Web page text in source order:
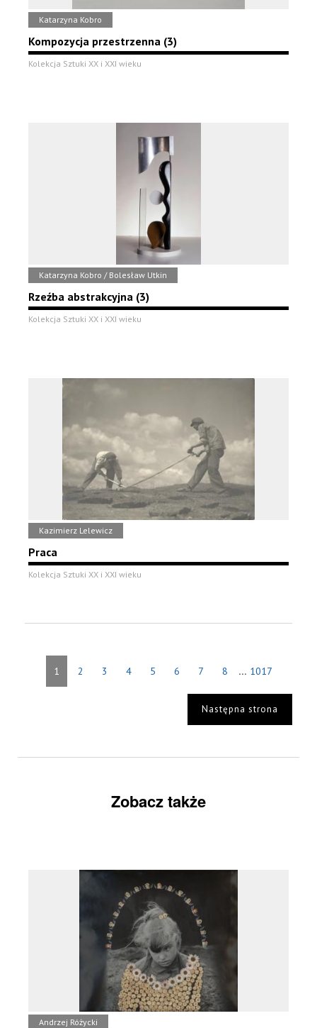
Katarzyna Kobro
Kompozycja przestrzenna (3)
Kolekcja Sztuki XX i XXI wieku
Katarzyna Kobro / Bolesław Utkin
Rzeźba abstrakcyjna (3)
Kolekcja Sztuki XX i XXI wieku
Kazimierz Lelewicz
Praca
Kolekcja Sztuki XX i XXI wieku
1 2 3 4 5 6 7 8 ... 1017
Następna strona
Zobacz także
Andrzej Różycki